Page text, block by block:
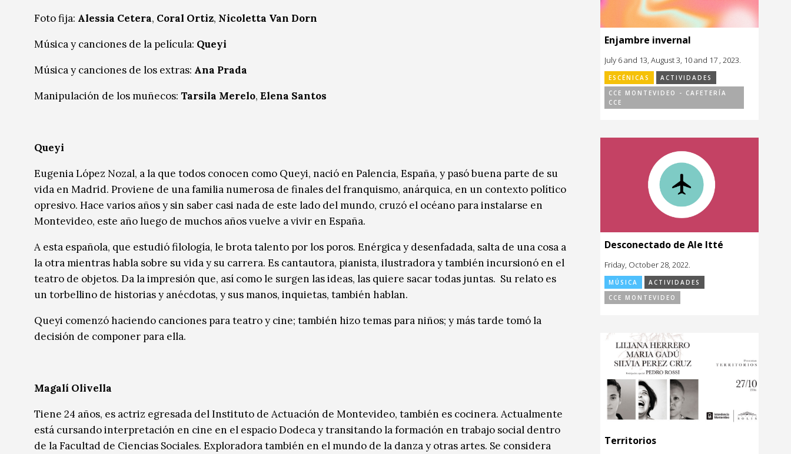
Foto fija: Alessia Cetera, Coral Ortiz, Nicoletta Van Dorn
Música y canciones de la película: Queyi
Música y canciones de los extras: Ana Prada
Manipulación de los muñecos: Tarsila Merelo, Elena Santos
Queyi
Eugenia López Nozal, a la que todos conocen como Queyi, nació en Palencia, España, y pasó buena parte de su
vida en Madrid. Proviene de una familia numerosa de finales del franquismo, anárquica, en un contexto político
opresivo. Hace varios años y sin saber casi nada de este lado del mundo, cruzó el océano para instalarse en
Montevideo, este año luego de muchos años vuelve a vivir en España.
A esta española, que estudió filología, le brota talento por los poros. Enérgica y desenfadada, salta de una cosa a
la otra mientras habla sobre su vida y su carrera. Es cantautora, pianista, ilustradora y también incursionó en el
teatro de objetos. Da la impresión que, así como le surgen las ideas, las quiere sacar todas juntas. Su relato es
un torbellino de historias y anécdotas, y sus manos, inquietas, también hablan.
Queyi comenzó haciendo canciones para teatro y cine; también hizo temas para niños; y más tarde tomó la
decisión de componer para ella.
Magalí Olivella
Tiene 24 años, es actriz egresada del Instituto de Actuación de Montevideo, también es cocinera. Actualmente
está cursando interpretación en cine en el espacio Dodeca y transitando la formación en trabajo social dentro
de la Facultad de Ciencias Sociales. Exploradora también en el mundo de la danza y otras artes. Se considera
Enjambre invernal
July 6 and 13, August 3, 10 and 17 , 2023.
ESCÉNICAS
ACTIVIDADES
CCE MONTEVIDEO - CAFETERÍA
CCE
Desconectado de Ale Itté
Friday, October 28, 2022.
MÚSICA
ACTIVIDADES
CCE MONTEVIDEO
Territorios